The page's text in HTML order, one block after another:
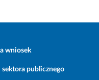
wniosek
publicznego